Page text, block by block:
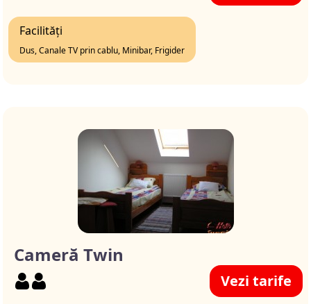
Facilități
Dus, Canale TV prin cablu, Minibar, Frigider
Cameră Twin
Vezi tarife